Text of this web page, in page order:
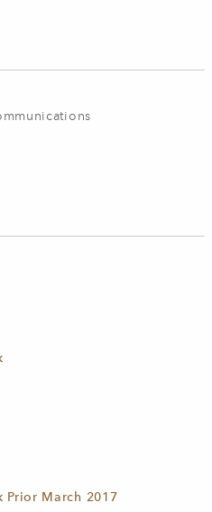
Prior March 2017